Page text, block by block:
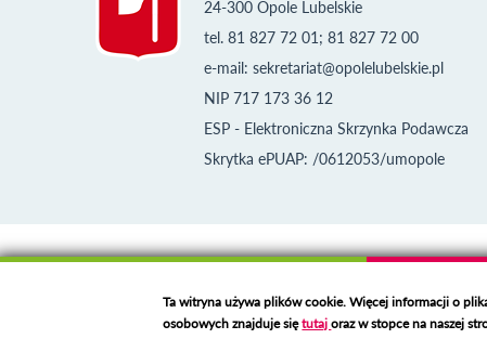
24-300 Opole Lubelskie
tel. 81 827 72 01; 81 827 72 00
e-mail: sekretariat@opolelubelskie.pl
NIP 717 173 36 12
ESP - Elektroniczna Skrzynka Podawcza
Skrytka ePUAP: /0612053/umopole
Deklaracja dostępnościTa witryna używa plików cookie. Więcej informacji o
osobowych znajduje siętutajoraz w stopce na naszej